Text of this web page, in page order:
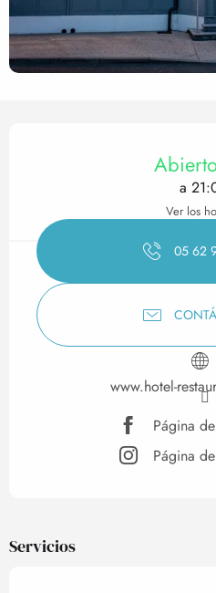
Horarios y
a
Ver los
05 62
www.hotel-
Página
Página
Servicios